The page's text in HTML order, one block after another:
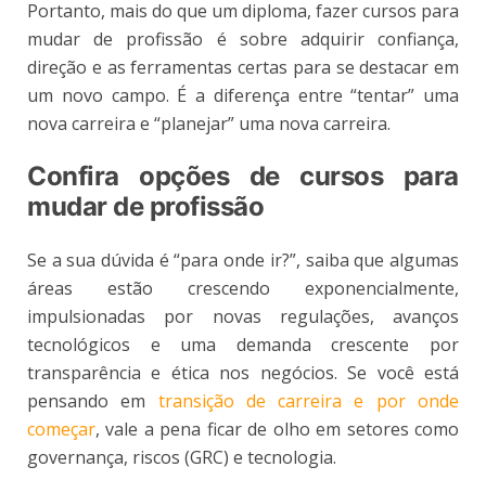
Portanto, mais do que um diploma, fazer cursos para
mudar de profissão é sobre adquirir confiança,
direção e as ferramentas certas para se destacar em
um novo campo. É a diferença entre “tentar” uma
nova carreira e “planejar” uma nova carreira.
Confira opções de cursos para
mudar de profissão
Se a sua dúvida é “para onde ir?”, saiba que algumas
áreas estão crescendo exponencialmente,
impulsionadas por novas regulações, avanços
tecnológicos e uma demanda crescente por
transparência e ética nos negócios. Se você está
pensando em transição de carreira e por onde
começar, vale a pena ficar de olho em setores como
governança, riscos (GRC) e tecnologia.